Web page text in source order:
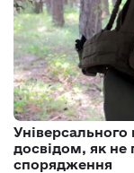
Універсального
досвідом, як
спорядження